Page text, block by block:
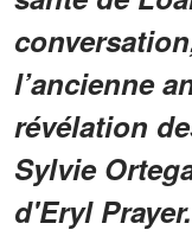
l’ancienne
révélation
Sylvie
d'Eryl Prayer.